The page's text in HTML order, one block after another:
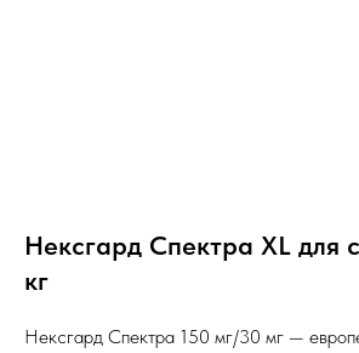
Нексгард Спектра XL для
кг
Нексгард Спектра 150 мг/30 мг —